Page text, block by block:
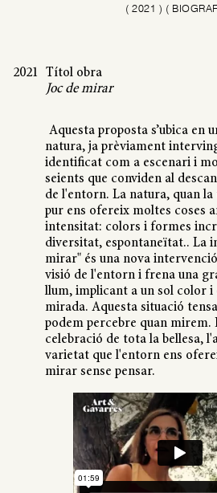
(2021 ) (
2021
Títol obra
Joc de mirar
Aquesta proposta s’ubica en
natura, ja prèviament
identificat com a escenari i
seients que conviden al
de l'entorn. La natura, quan
pur ens ofereix moltes coses
intensitat: colors i formes
diversitat, espontaneïtat.. La
mirar" és una nova
visió de l'entorn i frena una
llum, implicant a un sol color
mirada. Aquesta situació
podem percebre quan mirem.
celebració de tota la bellesa,
varietat que l'entorn ens
mirar sense pensar.